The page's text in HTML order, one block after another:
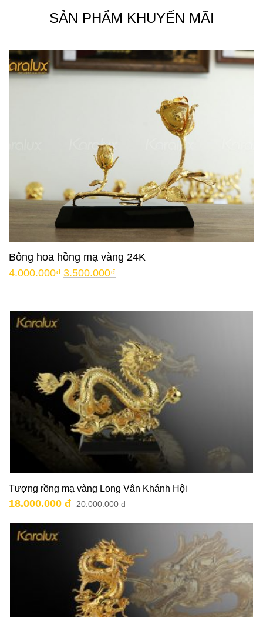
SẢN PHẨM KHUYẾN MÃI
Bông hoa hồng mạ vàng 24K
4.000.000₫ 3.500.000₫
Tượng rồng mạ vàng Long Vân Khánh Hội
18.000.000 đ 20.000.000 đ